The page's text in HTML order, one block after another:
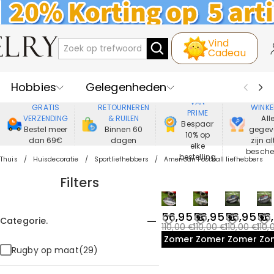
Vind
Cadeau
Hobbies
Gelegenheden
Recipienten
Best Verkochte
Nieuwe
Juwelen
Wonen&Leven
GRATIS
VERZENDING
Bestel meer
dan 69€
RETOURNEREN
& RUILEN
Binnen 60
dagen
VAN
PRIME
Bespaar
10% op
elke
bestelling
Alle
zijn
Thuis Huisdecoratie Sportliefhebbers American Football liefhebbers
Filters
Categorie.
Rugby op maat(29)
56,95 €
110,00 €
Zomeruitverkoop
56,95 €
110,00 €
Zomeruitverkoop
56,95 €
110,00 €